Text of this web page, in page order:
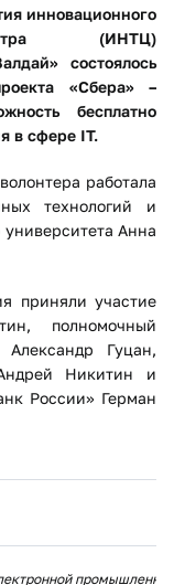
инновационного
(ИНТЦ)
состоялось
«Сбера» –
бесплатно
в сфере IТ.
работала
технологий и
Анна
приняли участие
полномочный
Гуцан,
Никитин и
России» Герман